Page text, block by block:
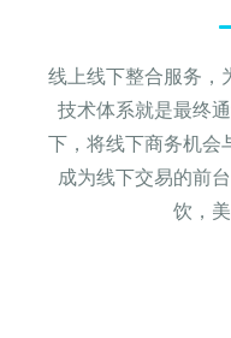
线上线下整合服务，
技术体系就是最终
下，将线下商务机会
成为线下交易的前
饮，